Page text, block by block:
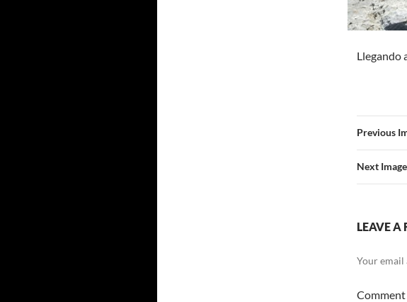
Llegando
Previous
Next Image
LEAVE A
Your email
Comment